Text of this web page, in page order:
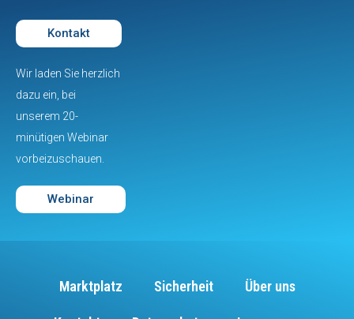
Kontakt
Wir laden Sie herzlich
dazu ein, bei
unserem 20-
minütigen Webinar
vorbeizuschauen.
Webinar
Marktplatz Sicherheit Über uns